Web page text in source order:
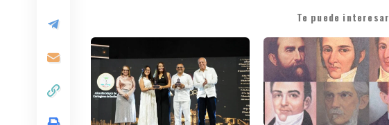
Te puede interesar